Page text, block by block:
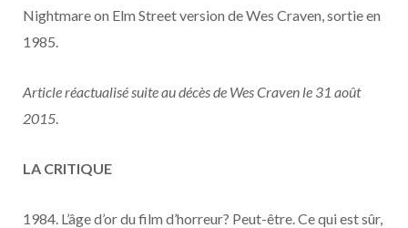
Nightmare on Elm Street version de Wes Craven, sortie en
1985.
Article réactualisé suite au décès de Wes Craven le 31 août
2015.
LA CRITIQUE
1984. L’âge d’or du film d’horreur? Peut-être. Ce qui est sûr,